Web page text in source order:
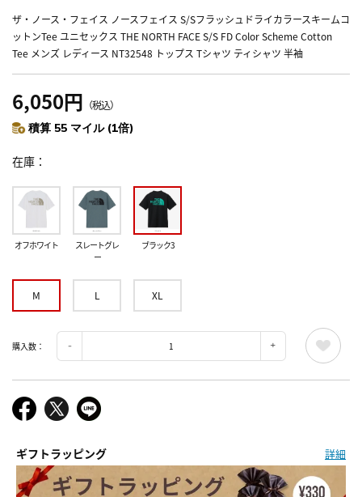
ザ・ノース・フェイス ノースフェイス S/Sフラッシュドライカラースキームコ
ットンTee ユニセックス THE NORTH FACE S/S FD Color Scheme Cotton
Tee メンズ レディース NT32548 トップス Tシャツ ティシャツ 半袖
6,050円 （税込）
積算 55 マイル (1倍)
在庫
オフホワイト
スレートグレ
ー
ブラック3
M L XL
購入数：
ギフトラッピング 詳細